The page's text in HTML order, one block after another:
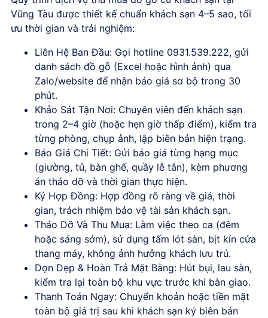
Vũng Tàu được thiết kế chuẩn khách sạn 4–5 sao, tối
ưu thời gian và trải nghiệm:
Liên Hệ Ban Đầu: Gọi hotline 0931.539.222, gửi
danh sách đồ gỗ (Excel hoặc hình ảnh) qua
Zalo/website để nhận báo giá sơ bộ trong 30
phút.
Khảo Sát Tận Nơi: Chuyên viên đến khách sạn
trong 2–4 giờ (hoặc hẹn giờ thấp điểm), kiểm tra
từng phòng, chụp ảnh, lập biên bản hiện trạng.
Báo Giá Chi Tiết: Gửi báo giá từng hạng mục
(giường, tủ, bàn ghế, quầy lễ tân), kèm phương
án tháo dỡ và thời gian thực hiện.
Ký Hợp Đồng: Hợp đồng rõ ràng về giá, thời
gian, trách nhiệm bảo vệ tài sản khách sạn.
Tháo Dỡ Và Thu Mua: Làm việc theo ca (đêm
hoặc sáng sớm), sử dụng tấm lót sàn, bịt kín cửa
thang máy, không ảnh hưởng khách lưu trú.
Dọn Dẹp & Hoàn Trả Mặt Bằng: Hút bụi, lau sàn,
kiểm tra lại toàn bộ khu vực trước khi bàn giao.
Thanh Toán Ngay: Chuyển khoản hoặc tiền mặt
toàn bộ giá trị sau khi khách sạn ký biên bản